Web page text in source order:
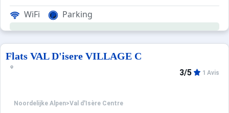
WiFi
Parking
Flats VAL D'isere VILLAGE C
Noordelijke Alpen>Val d'Isère Centre
3/5 1 Avis